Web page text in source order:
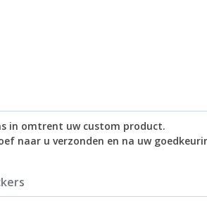
in omtrent uw custom product.
naar u verzonden en na uw